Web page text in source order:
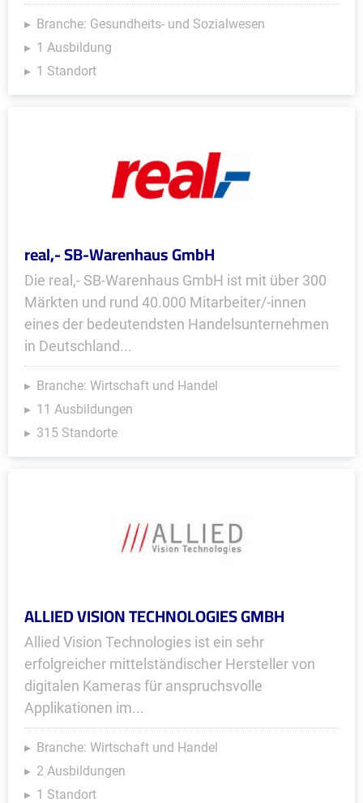
Branche: Gesundheits- und Sozialwesen
1 Ausbildung
1 Standort
real,- SB-Warenhaus GmbH
Die real,- SB-Warenhaus GmbH ist mit über 300
Märkten und rund 40.000 Mitarbeiter/-innen
eines der bedeutendsten Handelsunternehmen
in Deutschland...
Branche: Wirtschaft und Handel
11 Ausbildungen
315 Standorte
ALLIED VISION TECHNOLOGIES GMBH
Allied Vision Technologies ist ein sehr
erfolgreicher mittelständischer Hersteller von
digitalen Kameras für anspruchsvolle
Applikationen im...
Branche: Wirtschaft und Handel
2 Ausbildungen
1 Standort